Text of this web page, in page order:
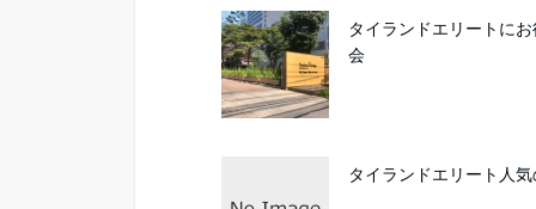
タイランドエリートにお
会
タイランドエリート人